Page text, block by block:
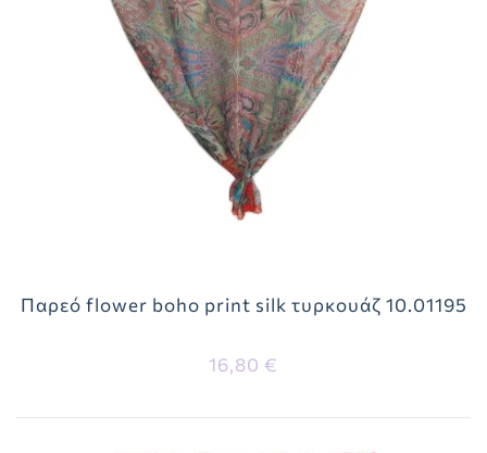
Παρεό flower boho print silk τυρκουάζ 10.01195
16,80 €